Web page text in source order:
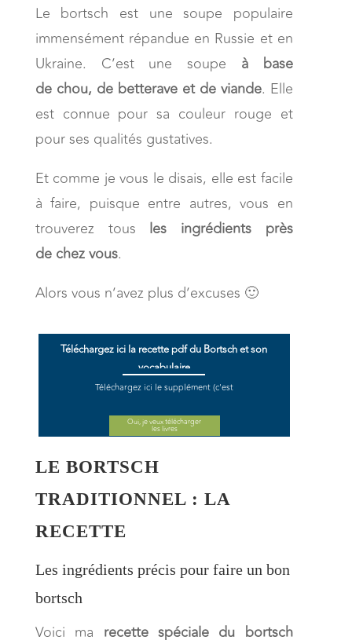
Le bortsch est une soupe populaire
immensément répandue en Russie et en
Ukraine. C’est une soupe à base
de chou, de betterave et de viande. Elle
est connue pour sa couleur rouge et
pour ses qualités gustatives.
Et comme je vous le disais, elle est facile
à faire, puisque entre autres, vous en
trouverez tous les ingrédients près
de chez vous.
Alors vous n’avez plus d’excuses 🙂
Téléchargez ici la recette pdf du Bortsch et son
vocabulaire
Téléchargez ici le supplément (c'est
Oui, je veux télécharger
les livres
LE BORTSCH
TRADITIONNEL : LA
RECETTE
Les ingrédients précis pour faire un bon
bortsch
Voici ma recette spéciale du bortsch